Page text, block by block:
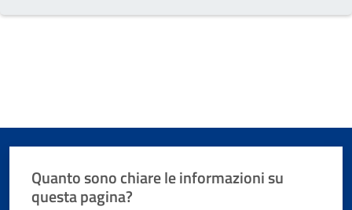
Quanto sono chiare le informazioni su
questa pagina?